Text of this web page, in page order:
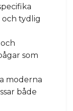
och tydlig
som
moderna
både